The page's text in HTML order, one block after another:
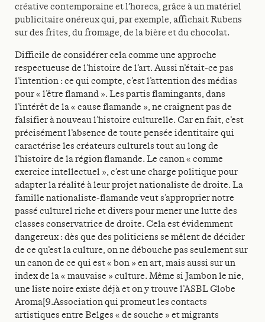
créative contemporaine et l’horeca, grâce à un matériel
publicitaire onéreux qui, par exemple, affichait Rubens
sur des frites, du fromage, de la bière et du chocolat.
Difficile de considérer cela comme une approche
respectueuse de l’histoire de l’art. Aussi n’était-ce pas
l’intention : ce qui compte, c’est l’attention des médias
pour « l’être flamand ». Les partis flamingants, dans
l’intérêt de la « cause flamande », ne craignent pas de
falsifier à nouveau l’histoire culturelle. Car en fait, c’est
précisément l’absence de toute pensée identitaire qui
caractérise les créateurs culturels tout au long de
l’histoire de la région flamande. Le canon « comme
exercice intellectuel », c’est une charge politique pour
adapter la réalité à leur projet nationaliste de droite. La
famille nationaliste-flamande veut s’approprier notre
passé culturel riche et divers pour mener une lutte des
classes conservatrice de droite. Cela est évidemment
dangereux : dès que des politiciens se mêlent de décider
de ce qu’est la culture, on ne débouche pas seulement sur
un canon de ce qui est « bon » en art, mais aussi sur un
index de la « mauvaise » culture. Même si Jambon le nie,
une liste noire existe déjà et on y trouve l’ASBL Globe
Aroma[9.Association qui promeut les contacts
artistiques entre Belges « de souche » et migrants